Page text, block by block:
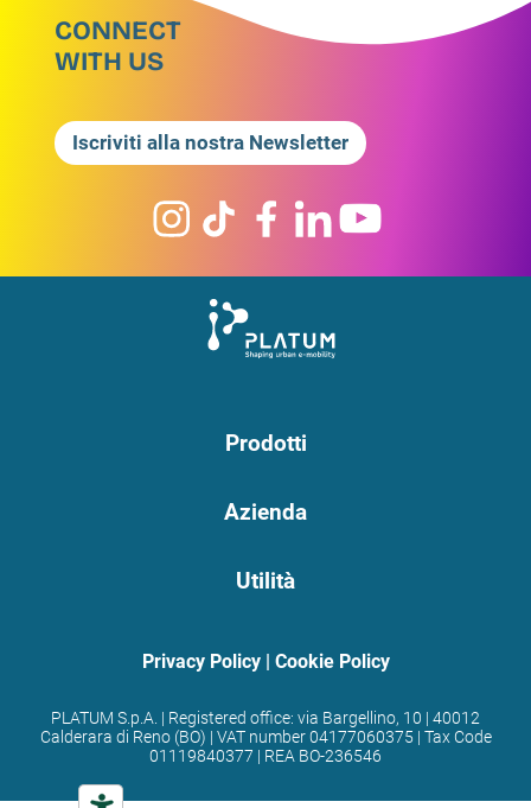
CONNECT
WITH US
Iscriviti alla nostra Newsletter
Prodotti
Azienda
Utilità
Privacy Policy| Cookie Policy
PLATUM S.p.A. | Registered office: via Bargellino, 10 | 40012
Calderara di Reno (BO) | VAT number 04177060375 | Tax Code
01119840377 | REA BO-236546